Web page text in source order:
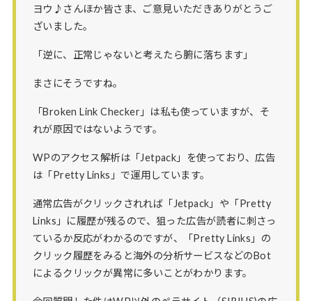
ヨウ♪さんほか皆さま、ご意見いただきありがとうご
ざいました。
「逆に、正常じゃないと考えたら腑に落ちます」
まさにそうですね。
「Broken Link Checker」は私も使っていますが、そ
れが原因ではないようです。
WPのアクセス解析は「Jetpack」を使っており、広告
は「Pretty Links」で運用しています。
通常広告がクリックされれば「Jetpack」や「Pretty
Links」に履歴が残るので、狙った広告が読者に刺さっ
ているか反応がわかるのですが、「Pretty Links」の
クリック履歴をみると海外の分析サービスなどのBot
によるクリックが異常に多いことがわかります。